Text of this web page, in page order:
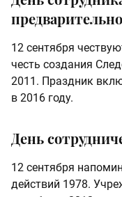
12 сентября
честь создания
2011. Праздник
в 2016 году.
День
12 сентября
действий 1978.